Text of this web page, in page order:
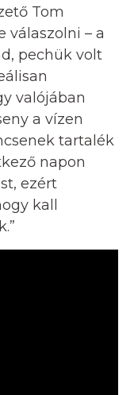
Tom
válaszolni – a
pechük volt
valójában
a vízen
tartalék
napon
ezért
kall